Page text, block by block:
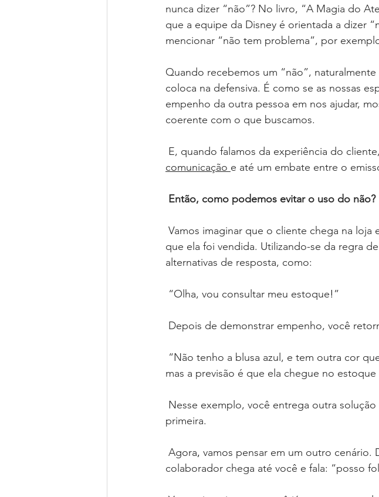
nunca dizer “não”? No livro, “A Magia do
que a equipe da Disney é orientada a dizer
mencionar “não tem problema”, por
Quando recebemos um “não”,
coloca na defensiva. É como se as nossas
empenho da outra pessoa em nos ajudar,
coerente com o que buscamos.
E, quando falamos da experiência do
comunicação e até um embate entre o
Então, como podemos evitar o uso do não?
Vamos imaginar que o cliente chega na loja
que ela foi vendida. Utilizando-se da regra
alternativas de resposta, como:
“Olha, vou consultar meu estoque! ”
Depois de demonstrar empenho, você
“Não tenho a blusa azul, e tem outra cor
mas a previsão é que ela chegue no estoque
Nesse exemplo, você entrega outra
primeira.
Agora, vamos pensar em um outro cenário.
colaborador chega até você e fala: “posso